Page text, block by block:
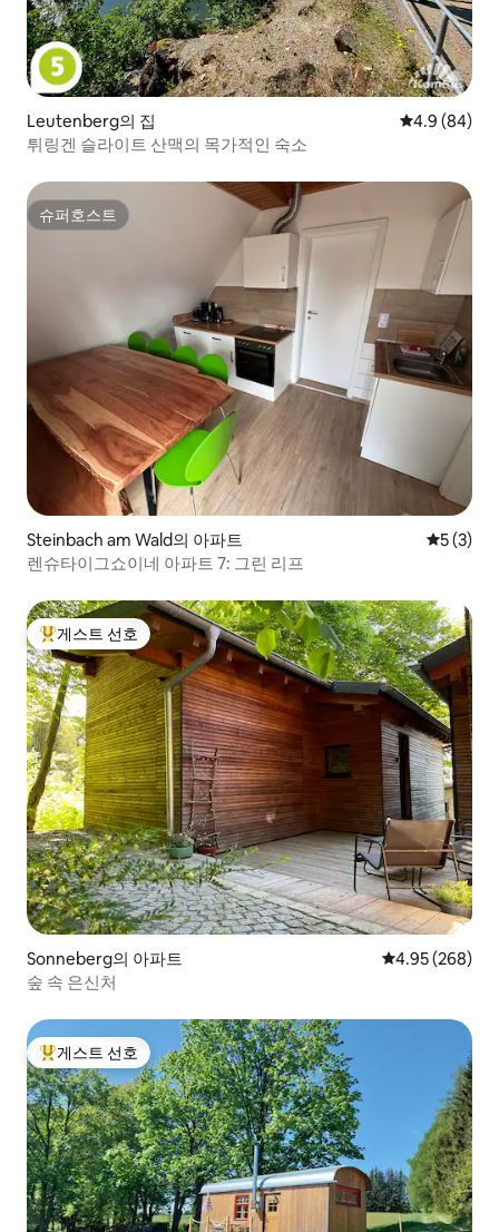
Leutenberg의 집 평점 4.9점(5
4.9 (84)
튀링겐 슬라이트 산맥의 목가적인 숙소
슈퍼호스트
슈퍼호스트
Steinbach am Wald의 아파트 평점 5점
5 (3)
렌슈타이그쇼이네 아파트 7: 그린 리프
상위 게스트 선호
게스트 선호
Sonneberg의 아파트 평점 4.95점(5
4.95 (268)
숲 속 은신처
상위 게스트 선호
게스트 선호